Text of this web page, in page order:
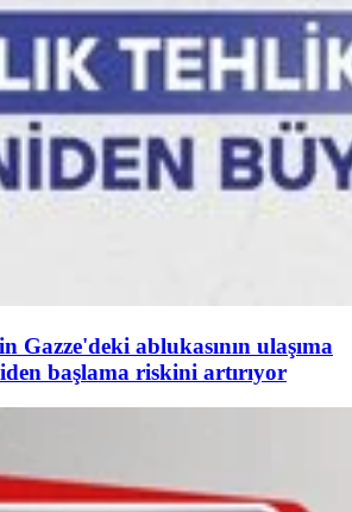
Gazze'deki ablukasının ulaşıma
başlama riskini artırıyor